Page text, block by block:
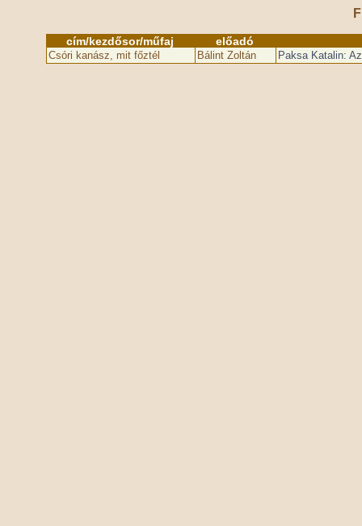
cím/kezdősor/műfaj előadó
Csóri kanász, mit főztél Bálint Zoltán Paksa Katalin: